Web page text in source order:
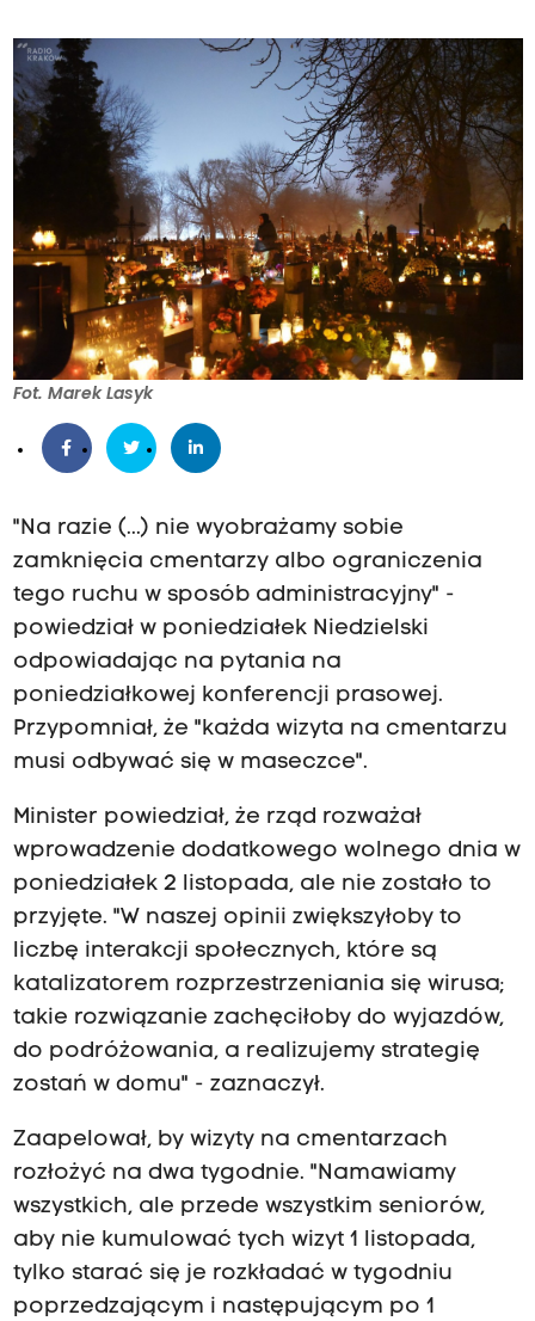
Fot. Marek Lasyk
"Na razie (...) nie wyobrażamy sobie
zamknięcia cmentarzy albo ograniczenia
tego ruchu w sposób administracyjny" -
powiedział w poniedziałek Niedzielski
odpowiadając na pytania na
poniedziałkowej konferencji prasowej.
Przypomniał, że "każda wizyta na cmentarzu
musi odbywać się w maseczce".
Minister powiedział, że rząd rozważał
wprowadzenie dodatkowego wolnego dnia w
poniedziałek 2 listopada, ale nie zostało to
przyjęte. "W naszej opinii zwiększyłoby to
liczbę interakcji społecznych, które są
katalizatorem rozprzestrzeniania się wirusa;
takie rozwiązanie zachęciłoby do wyjazdów,
do podróżowania, a realizujemy strategię
zostań w domu" - zaznaczył.
Zaapelował, by wizyty na cmentarzach
rozłożyć na dwa tygodnie. "Namawiamy
wszystkich, ale przede wszystkim seniorów,
aby nie kumulować tych wizyt 1 listopada,
tylko starać się je rozkładać w tygodniu
poprzedzającym i następującym po 1